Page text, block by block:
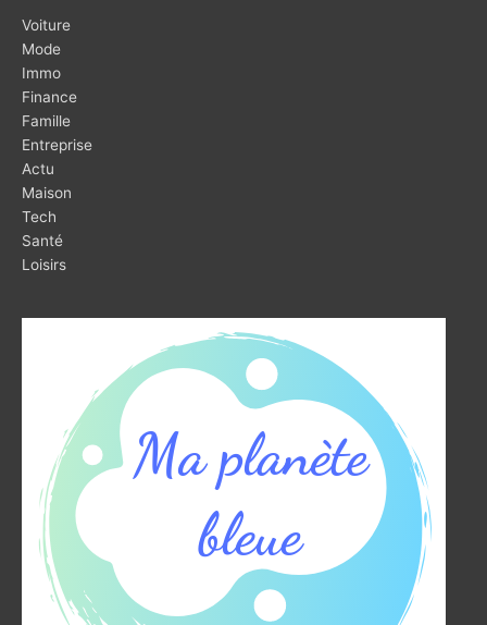
Voiture
Mode
Immo
Finance
Famille
Entreprise
Actu
Maison
Tech
Santé
Loisirs